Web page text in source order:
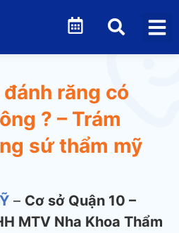
răng có
? – Trám
sứ thẩm mỹ
– Cơ sở Quận 10 –
MTV Nha Khoa Thẩm